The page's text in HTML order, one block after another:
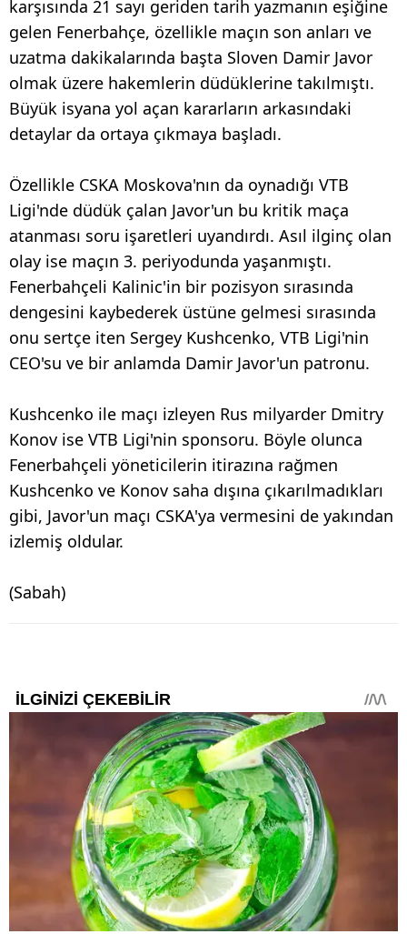
karşısında 21 sayı geriden tarih yazmanın eşiğine
gelen Fenerbahçe, özellikle maçın son anları ve
uzatma dakikalarında başta Sloven Damir Javor
olmak üzere hakemlerin düdüklerine takılmıştı.
Büyük isyana yol açan kararların arkasındaki
detaylar da ortaya çıkmaya başladı.
Özellikle CSKA Moskova'nın da oynadığı VTB
Ligi'nde düdük çalan Javor'un bu kritik maça
atanması soru işaretleri uyandırdı. Asıl ilginç olan
olay ise maçın 3. periyodunda yaşanmıştı.
Fenerbahçeli Kalinic'in bir pozisyon sırasında
dengesini kaybederek üstüne gelmesi sırasında
onu sertçe iten Sergey Kushcenko, VTB Ligi'nin
CEO'su ve bir anlamda Damir Javor'un patronu.
Kushcenko ile maçı izleyen Rus milyarder Dmitry
Konov ise VTB Ligi'nin sponsoru. Böyle olunca
Fenerbahçeli yöneticilerin itirazına rağmen
Kushcenko ve Konov saha dışına çıkarılmadıkları
gibi, Javor'un maçı CSKA'ya vermesini de yakından
izlemiş oldular.
(Sabah)